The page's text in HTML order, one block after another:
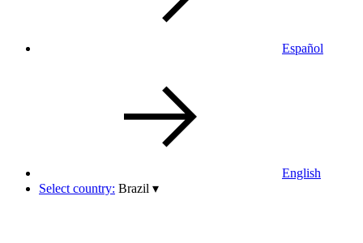
Español
English
Select country: Brazil ▾